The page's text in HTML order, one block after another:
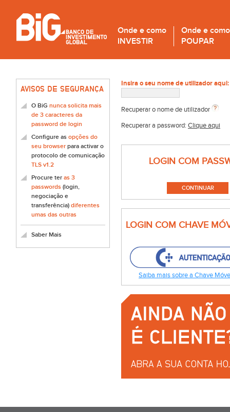
Onde e como
INVESTIR
Onde e como
POUPAR
AVISOS DE SEGURANÇA
O BiG nunca solicita mais
de 3 caracteres da
password de login
Configure as opções do
seu browser para activar o
protocolo de comunicação
TLS v1.2
Procure ter as 3
passwords (login,
negociação e
transferência) diferentes
umas das outras
Saber Mais
Insira o seu nome de utilizador aqui:
Recuperar o nome de utilizador
Recuperar a password: Clique aqui
LOGIN COM
LOGIN COM CHAVE
Saiba mais sobre a Chave